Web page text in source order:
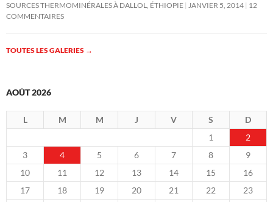
SOURCES THERMOMINÉRALES À DALLOL, ÉTHIOPIE JANVIER 5, 2014 12
COMMENTAIRES
TOUTES LES GALERIES →
AOÛT 2026
L M M J V S
D
1
2
3
4 5 6 7 8
9
10
11 12 13 14 15
16
17
18 19 20 21 22
23